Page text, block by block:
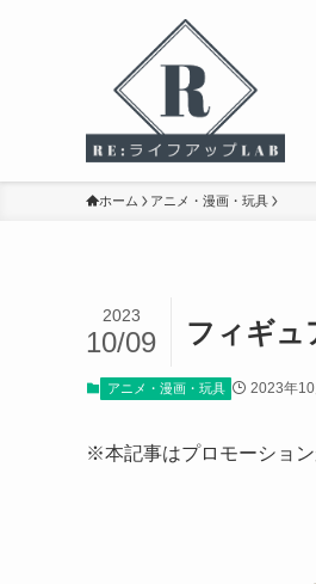
ホーム アニメ・漫画・玩具
フィギュ
2023
10/09
アニメ・漫画・玩具 2023年10
※本記事はプロモーショ